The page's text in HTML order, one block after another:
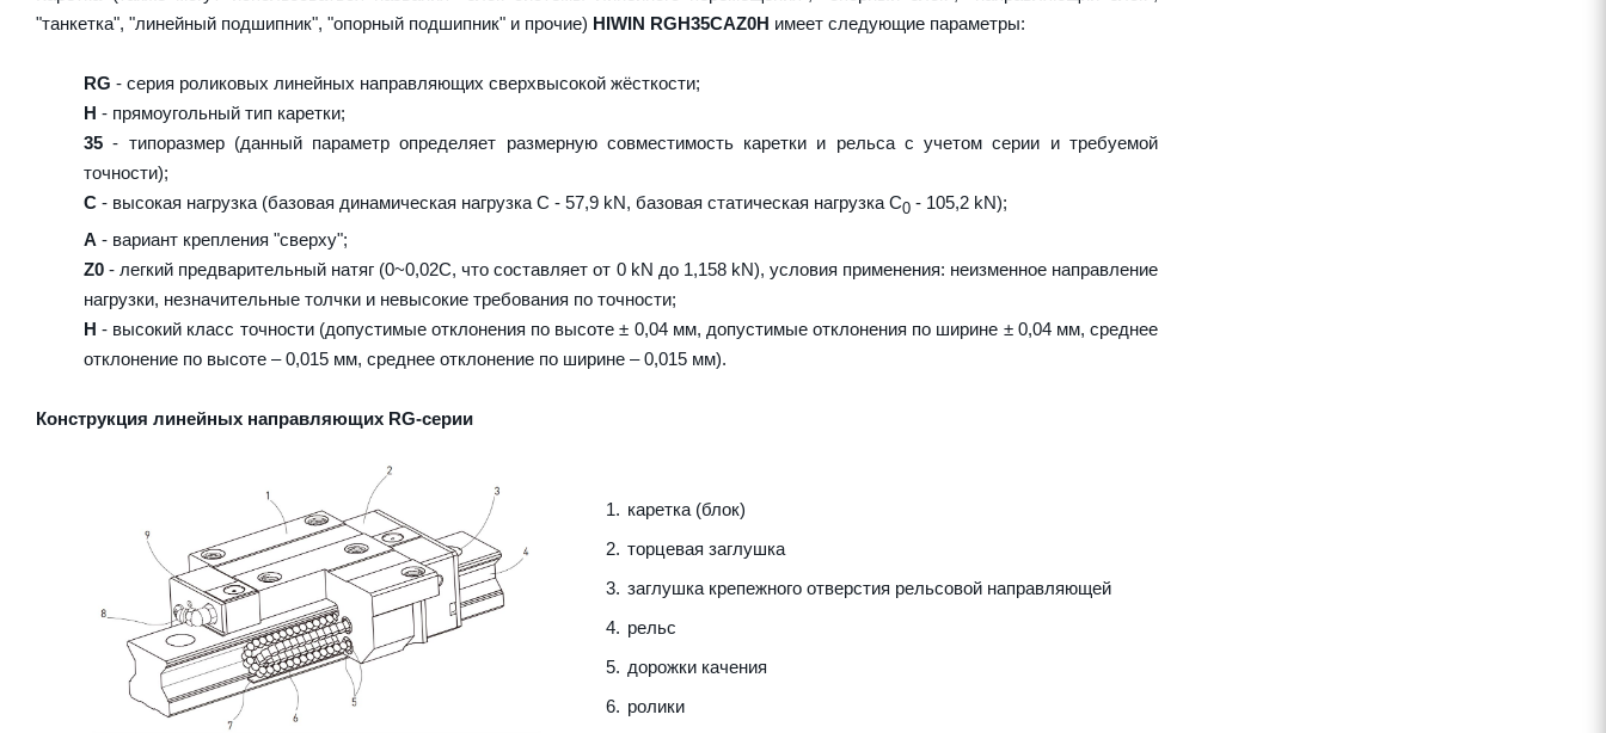
"танкетка", "линейный подшипник", "опорный подшипник" и прочие) HIWIN RGH35CAZ0H имеет следующие параметры:
RG - серия роликовых линейных направляющих сверхвысокой жёсткости;
H - прямоугольный тип каретки;
35 - типоразмер (данный параметр определяет размерную совместимость каретки и рельса с учетом серии и требуемой
точности);
C - высокая нагрузка (базовая динамическая нагрузка C - 57,9 kN, базовая статическая нагрузка С0 - 105,2 kN);
A - вариант крепления "сверху";
Z0 - легкий предварительный натяг (0~0,02C, что составляет от 0 kN до 1,158 kN), условия применения: неизменное направление
нагрузки, незначительные толчки и невысокие требования по точности;
H - высокий класс точности (допустимые отклонения по высоте ± 0,04 мм, допустимые отклонения по ширине ± 0,04 мм, среднее
отклонение по высоте – 0,015 мм, среднее отклонение по ширине – 0,015 мм).
Конструкция линейных направляющих RG-серии
каретка (блок)
торцевая заглушка
заглушка крепежного отверстия рельсовой направляющей
рельс
дорожки качения
ролики